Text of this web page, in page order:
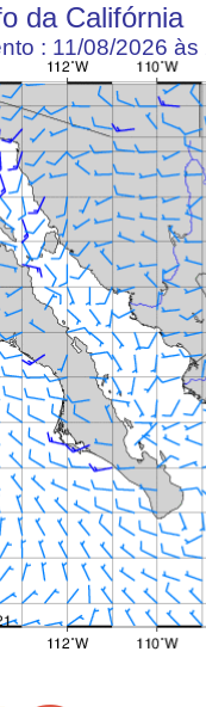
da Califórnia
: 11/08/2026 às